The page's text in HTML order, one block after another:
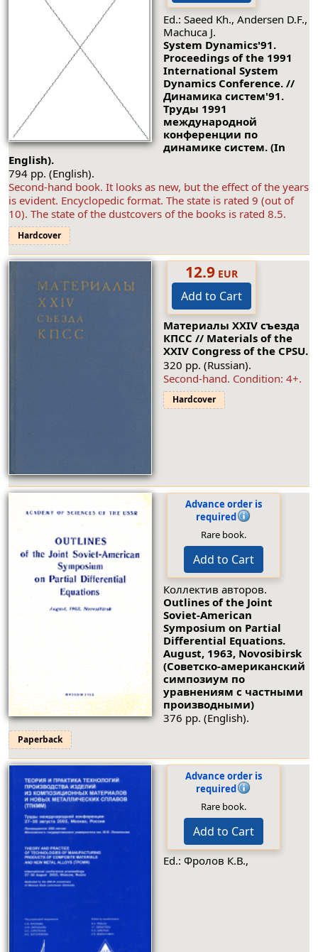
Ed.: Saeed Kh., Andersen D.F.,
Machuca J.
System Dynamics'91.
Proceedings of the 1991
International System
Dynamics Conference. //
Динамика систем'91.
Труды 1991
международной
конференции по
динамике систем. (In
English).
794 pp. (English).
Second-hand book. It looks as new, but the effect of the years
is evident. Encyclopedic format. The state is rated 9 (out of
10). The state of the dustcovers of the books is rated 8.5.
Hardcover
12.9EUR
Add to Cart
Материалы XXIV съезда
КПСС // Materials of the
XXIV Congress of the CPSU.
320 pp. (Russian).
Second-hand. Condition: 4+.
Hardcover
Advance order is
required
Rare book.
Add to Cart
Коллектив авторов.
Outlines of the Joint
Soviet-American
Symposium on Partial
Differential Equations.
August, 1963, Novosibirsk
(Советско-американский
симпозиум по
уравнениям с частными
производными)
376 pp. (English).
Paperback
Advance order is
required
Rare book.
Add to Cart
Ed.: Фролов К.В.,